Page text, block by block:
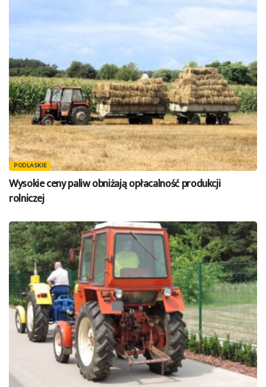
PODLASKIE
Wysokie ceny paliw obniżają opłacalność produkcji
rolniczej